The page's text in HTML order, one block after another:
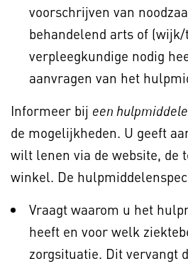
voorschrijven van
behandelend arts of
verpleegkundige nodig
aanvragen van het
Informeer bij een
de mogelijkheden. U geeft
wilt lenen via de website, de
winkel. De
Vraagt waarom u het
heeft en voor welk
zorgsituatie. Dit vervangt